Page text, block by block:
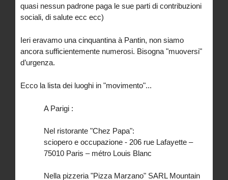
quasi nessun padrone paga le sue parti di contribuzioni
sociali, di salute ecc ecc)
Ieri eravamo una cinquantina à Pantin, non siamo
ancora sufficientemente numerosi. Bisogna "muoversi"
d’urgenza.
Ecco la lista dei luoghi in "movimento"...
A Parigi :
Nel ristorante "Chez Papa":
sciopero e occupazione - 206 rue Lafayette –
75010 Paris – métro Louis Blanc
Nella pizzeria "Pizza Marzano" SARL Mountain